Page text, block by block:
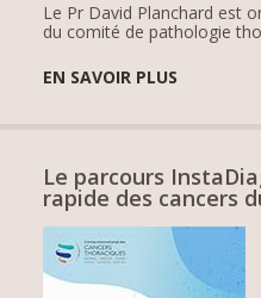
Le Pr David Planchard est
du comité de pathologie
EN SAVOIR PLUS
Le parcours
rapide des cancers